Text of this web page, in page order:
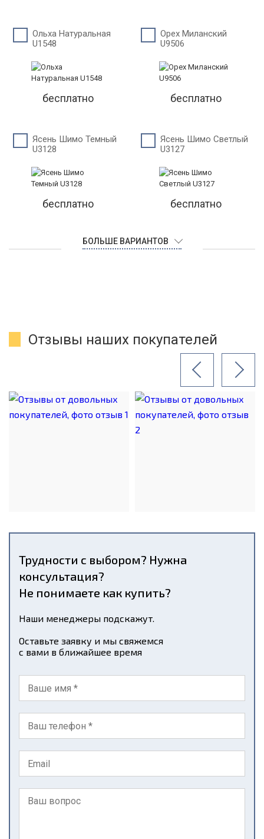
Ольха Натуральная
U1548
бесплатно
Орех Миланский
U9506
бесплатно
Ясень Шимо Темный
U3128
бесплатно
Ясень Шимо Светлый
U3127
бесплатно
БОЛЬШЕ ВАРИАНТОВ
Отзывы наших покупателей
Трудности с выбором? Нужна
консультация?
Не понимаете как купить?
Наши менеджеры подскажут.
Оставьте заявку и мы свяжемся
с вами в ближайшее время